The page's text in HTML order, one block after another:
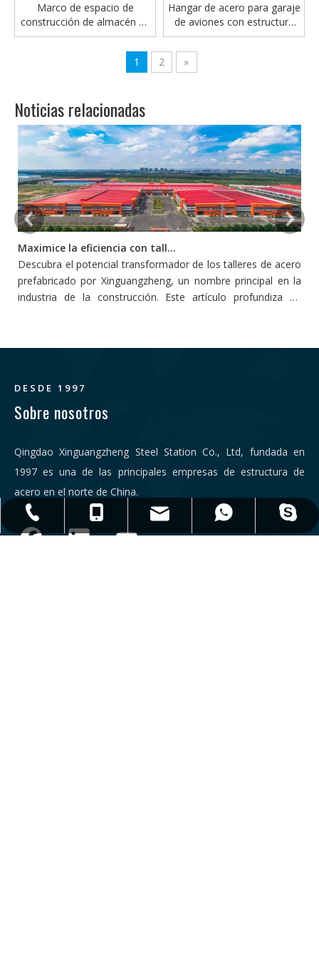
Marco de espacio de
construcción de almacén de
construcción de estructura
Hangar de acero para garaje
de aviones con estructura
de acero prediseñada
modular de gran oferta
1
2 »
Noticias relacionadas
Maximice la eficiencia con talleres de acero prefabricado
Descubra el potencial transformador de los talleres de acero
prefabricado por Xinguangzheng, un nombre principal en la
industria de la construcción. Este artículo profundiza en
sostenibilidad.
DESDE 1997
Sobre nosotros
Qingdao Xinguangzheng Steel Station Co., Ltd, fundada en
1997 es una de las principales empresas de estructura de
acero en el norte de China.
+ 86-532-83306766
+86 - 17806251018
qdxgz08@qdxgz.cn
+86 - 17806251018
Steel.Structure.xgz